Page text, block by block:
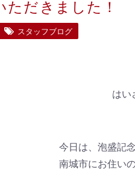
ただきました！
スタッフブログ
はい
今日は、泡盛記
南城市にお住い